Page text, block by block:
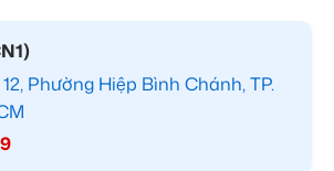
Phường Hiệp Bình Chánh, TP.